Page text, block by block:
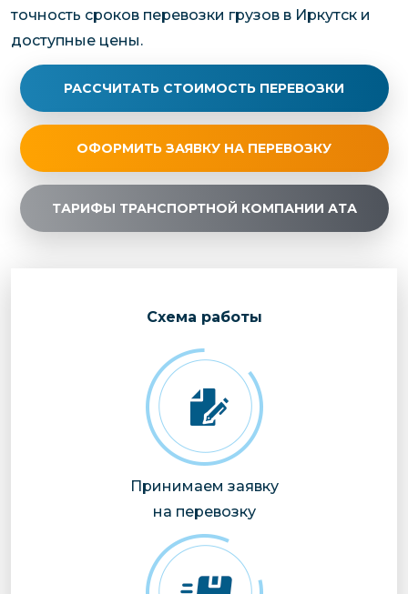
точность сроков перевозки грузов в Иркутск и
доступные цены.
РАССЧИТАТЬ СТОИМОСТЬ ПЕРЕВОЗКИ
ОФОРМИТЬ ЗАЯВКУ НА ПЕРЕВОЗКУ
ТАРИФЫ ТРАНСПОРТНОЙ КОМПАНИИ АТА
Cхема работы
Принимаем заявку
на перевозку